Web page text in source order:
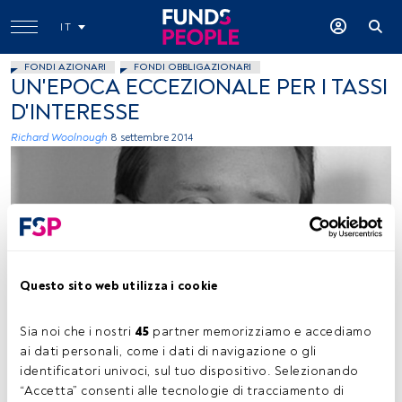
Questo sito web utilizza i cookie
Sia noi che i nostri 45 partner memorizziamo e accediamo
ai dati personali, come i dati di navigazione o gli
identificatori univoci, sul tuo dispositivo. Selezionando
“Accetta” consenti alle tecnologie di tracciamento di
IT
FONDI AZIONARI FONDI OBBLIGAZIONARI
UN'EPOCA ECCEZIONALE PER I TASSI
D'INTERESSE
Richard Woolnough 8 settembre 2014
Tempo di lettura: 2 min.